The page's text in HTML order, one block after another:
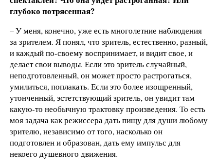
глубоко потрясенная?
– У меня, конечно, уже есть многолетние наблюдения
за зрителем. Я понял, что зритель, естественно, разный,
и каждый по-своему воспринимает, и видит свое, и
делает свои выводы. Если это зритель случайный,
неподготовленный, он может просто растрогаться,
умилиться, поплакать. Если это более изощренный,
утонченный, эстетствующий зритель, он увидит там
какую-то необычную трактовку произведения. То есть
моя задача как режиссера дать пищу для души любому
зрителю, независимо от того, насколько он
подготовлен и образован, дать ему импульс для
некоего душевного движения.